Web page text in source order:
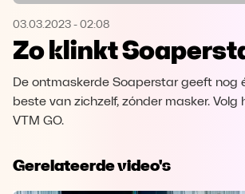
Microsoft Edge
03.03.2023 - 02:08
Zo klinkt
De ontmaskerde Soaperstar geeft nog
beste van zichzelf, zónder masker. Volg
VTM GO.
Gerelateerde video's